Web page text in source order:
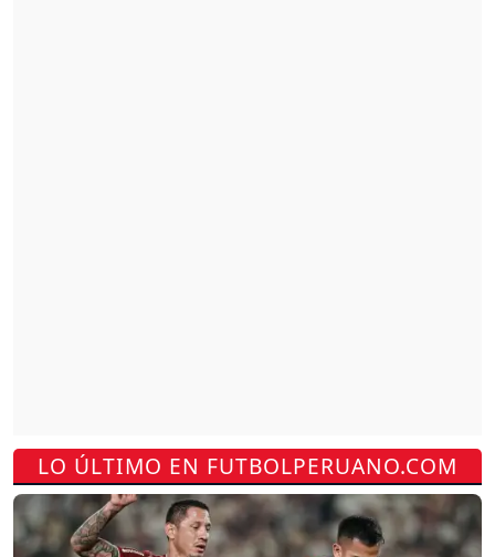
LO ÚLTIMO EN FUTBOLPERUANO.COM